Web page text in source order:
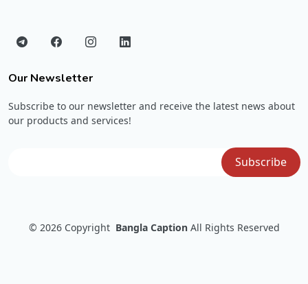
Our Newsletter
Subscribe to our newsletter and receive the latest news about
our products and services!
© 2026 Copyright Bangla Caption All Rights Reserved